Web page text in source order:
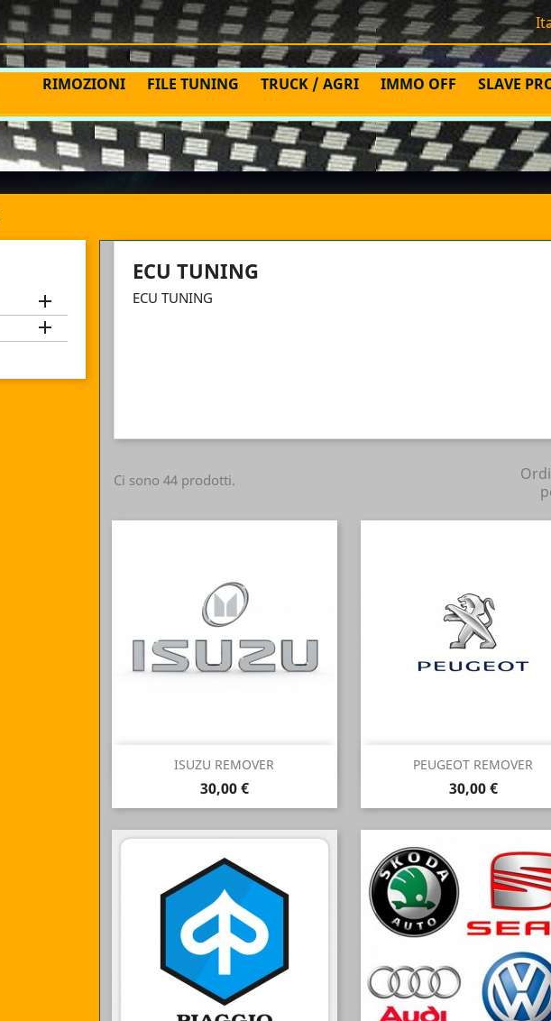
RIMOZIONI FILE TUNING TRUCK / AGRI IMMO OFF SLAVE


ECU TUNING
ECU TUNING
Ci sono 44 prodotti.
ISUZU REMOVER
Prezzo
30,00 €
Anteprima PEUGEOT REMOVER
Prezzo
30,00 €
Anteprima